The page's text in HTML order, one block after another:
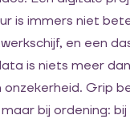
is immers niet
en een
is niets meer
onzekerheid. Grip
bij ordening: